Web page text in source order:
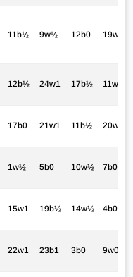
11b½ 9w½ 12b0 19w1
12b½ 24w1 17b½ 11w½
17b0 21w1 11b½ 20w1
1w½ 5b0 10w½ 7b0
15w1 19b½ 14w½ 4b0
22w1 23b1 3b0 9w0